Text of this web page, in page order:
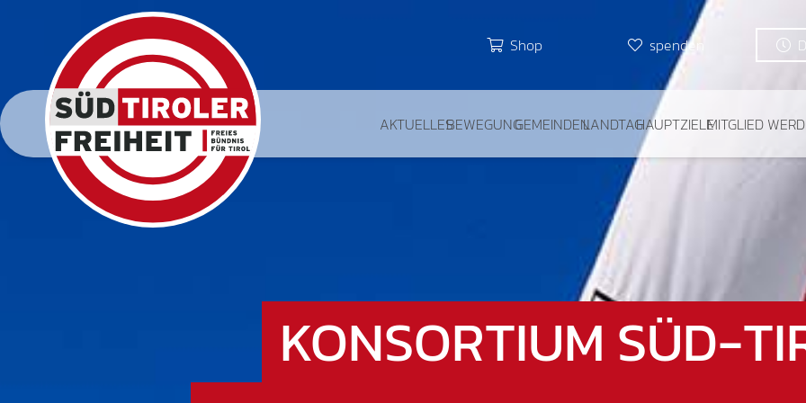
Shop spenden
AKTUELLESBEWEGUNGGEMEINDENLANDTAGHAUPTZIELEMITGLIED
KONSORTIUM SÜD-